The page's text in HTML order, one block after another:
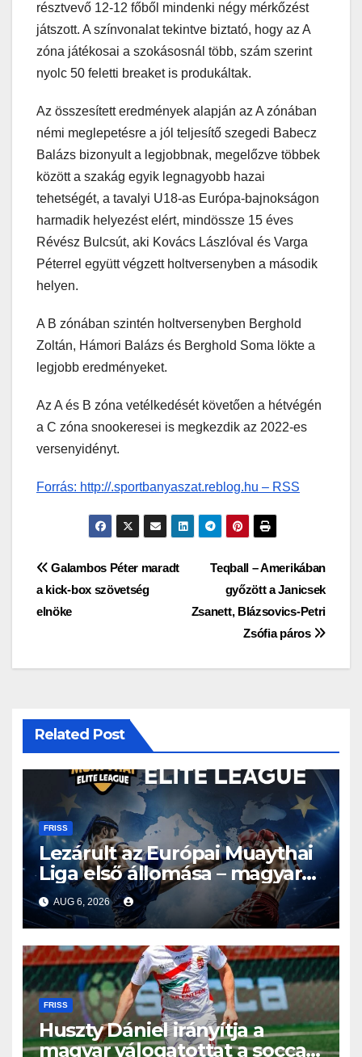
résztvevő 12-12 főből mindenki négy mérkőzést
játszott. A színvonalat tekintve biztató, hogy az A
zóna játékosai a szokásosnál több, szám szerint
nyolc 50 feletti breaket is produkáltak.
Az összesített eredmények alapján az A zónában
némi meglepetésre a jól teljesítő szegedi Babecz
Balázs bizonyult a legjobbnak, megelőzve többek
között a szakág egyik legnagyobb hazai
tehetségét, a tavalyi U18-as Európa-bajnokságon
harmadik helyezést elért, mindössze 15 éves
Révész Bulcsút, aki Kovács Lászlóval és Varga
Péterrel együtt végzett holtversenyben a második
helyen.
A B zónában szintén holtversenyben Berghold
Zoltán, Hámori Balázs és Berghold Soma lökte a
legjobb eredményeket.
Az A és B zóna vetélkedését követően a hétvégén
a C zóna snookeresei is megkezdik az 2022-es
versenyidényt.
Forrás: http://.sportbanyaszat.reblog.hu – RSS
Bejegyzés
navigáció
Teqball – Amerikában
győzött a Janicsek
Zsanett, Blázsovics-Petri
Zsófia páros
Galambos Péter maradt
a kick-box szövetség
elnöke
Related Post
FRISS
Lezárult az Európai Muaythai
Liga első állomása – magyar
részvétellel debütált az új
sorozat
AUG 6, 2026
FRISS
Huszty Dániel irányítja a
magyar válogatottat a socca-